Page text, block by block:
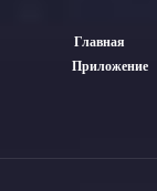
Главная
Приложение